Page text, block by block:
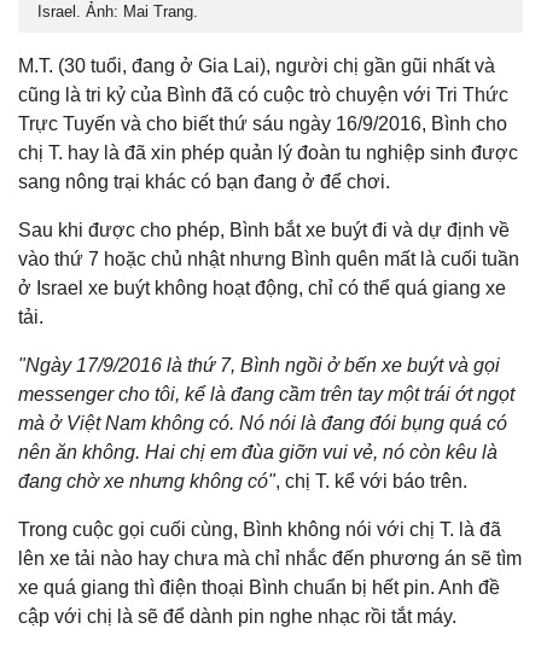
Israel. Ảnh: Mai Trang.
M.T. (30 tuổi, đang ở Gia Lai), người chị gần gũi nhất và
cũng là tri kỷ của Bình đã có cuộc trò chuyện với Tri Thức
Trực Tuyến và cho biết thứ sáu ngày 16/9/2016, Bình cho
chị T. hay là đã xin phép quản lý đoàn tu nghiệp sinh được
sang nông trại khác có bạn đang ở để chơi.
Sau khi được cho phép, Bình bắt xe buýt đi và dự định về
vào thứ 7 hoặc chủ nhật nhưng Bình quên mất là cuối tuần
ở Israel xe buýt không hoạt động, chỉ có thể quá giang xe
tải.
"Ngày 17/9/2016 là thứ 7, Bình ngồi ở bến xe buýt và gọi
messenger cho tôi, kể là đang cầm trên tay một trái ớt ngọt
mà ở Việt Nam không có. Nó nói là đang đói bụng quá có
nên ăn không. Hai chị em đùa giỡn vui vẻ, nó còn kêu là
đang chờ xe nhưng không có", chị T. kể với báo trên.
Trong cuộc gọi cuối cùng, Bình không nói với chị T. là đã
lên xe tải nào hay chưa mà chỉ nhắc đến phương án sẽ tìm
xe quá giang thì điện thoại Bình chuẩn bị hết pin. Anh đề
cập với chị là sẽ để dành pin nghe nhạc rồi tắt máy.